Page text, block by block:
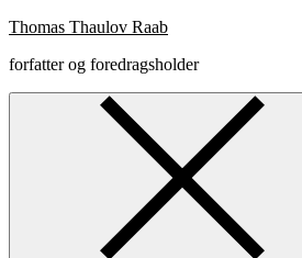
Skip
content
Thomas Thaulov Raab
forfatter og foredragsholder